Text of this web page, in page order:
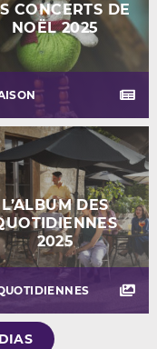
CONCERTS DE
NOËL 2025
L’ALBUM DES
2025